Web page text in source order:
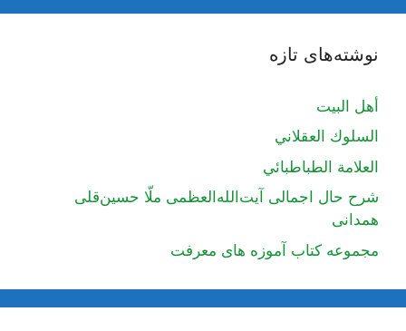
نوشته‌های تازه
أهل البيت
السلوك العقلاني
العلامة الطباطبائي
شرح حال اجمالی آیت‌الله‌العظمی ملّا حسین‌قلی
همدانی
مجموعه کتاب آموزه های معرفت